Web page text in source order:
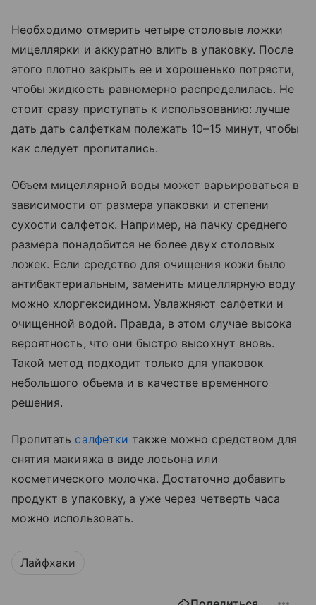
Необходимо отмерить четыре столовые ложки
мицеллярки и аккуратно влить в упаковку. После
этого плотно закрыть ее и хорошенько потрясти,
чтобы жидкость равномерно распределилась. Не
стоит сразу приступать к использованию: лучше
дать дать салфеткам полежать 10–15 минут, чтобы
как следует пропитались.
Объем мицеллярной воды может варьироваться в
зависимости от размера упаковки и степени
сухости салфеток. Например, на пачку среднего
размера понадобится не более двух столовых
ложек. Если средство для очищения кожи было
антибактериальным, заменить мицеллярную воду
можно хлоргексидином. Увлажняют салфетки и
очищенной водой. Правда, в этом случае высока
вероятность, что они быстро высохнут вновь.
Такой метод подходит только для упаковок
небольшого объема и в качестве временного
решения.
Пропитать салфетки также можно средством для
снятия макияжа в виде лосьона или
косметического молочка. Достаточно добавить
продукт в упаковку, а уже через четверть часа
можно использовать.
Лайфхаки